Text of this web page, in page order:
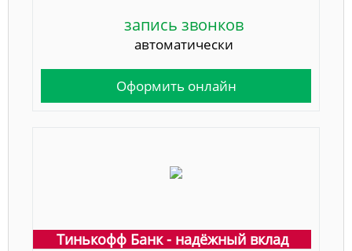
запись звонков
автоматически
Оформить онлайн
Тинькофф Банк - надёжный вклад